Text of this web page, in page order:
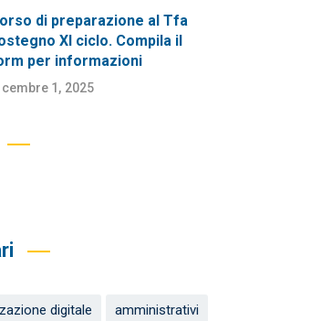
di preparazione al Tfa
XI ciclo. Compila il
per informazioni
1, 2025
digitale amministrativi